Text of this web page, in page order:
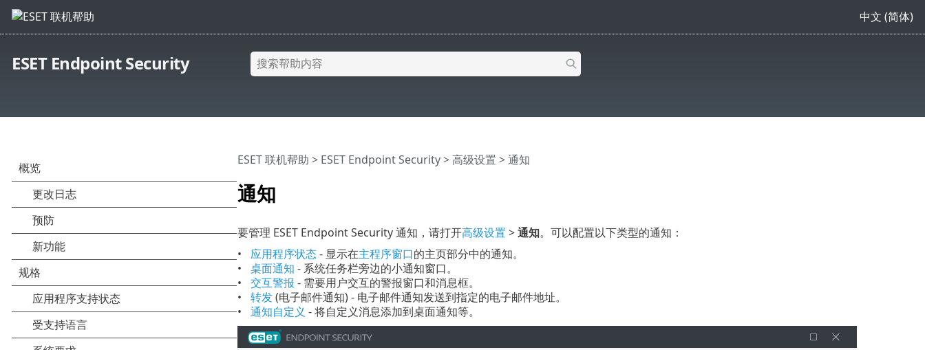
中文 (简体)
ESET Endpoint Security
通知
ESET 联机帮助 > ESET Endpoint Security>高级设置 > 通知
要管理 ESET Endpoint Security 通知，请打开高级设置 >通知。可以配置以下类型的通知：
应用程序状态- 显示在主程序窗口的主页部分中的通知。
桌面通知 - 系统任务栏旁边的小通知窗口。
交互警报 - 需要用户交互的警报窗口和消息框。
转发(电子邮件通知) - 电子邮件通知发送到指定的电子邮件地址。
通知自定义 - 将自定义消息添加到桌面通知等。